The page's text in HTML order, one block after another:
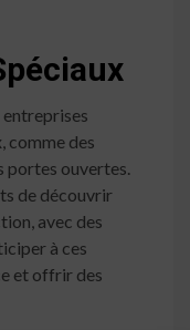
entreprises
comme des
portes ouvertes.
de découvrir
avec des
à ces
et offrir des